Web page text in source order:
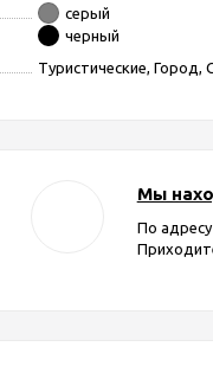
серый
черный
Туристические, Город,
Мы
По